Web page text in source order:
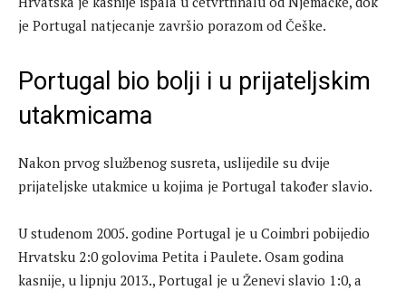
je Portugal natjecanje završio porazom od Češke.
Portugal bio bolji i u prijateljskim
utakmicama
Nakon prvog službenog susreta, uslijedile su dvije
prijateljske utakmice u kojima je Portugal također slavio.
U studenom 2005. godine Portugal je u Coimbri pobijedio
Hrvatsku 2:0 golovima Petita i Paulete. Osam godina
kasnije, u lipnju 2013., Portugal je u Ženevi slavio 1:0, a